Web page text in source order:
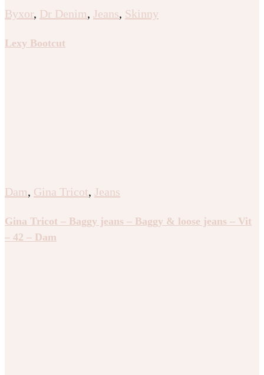
Byxor, Dr Denim, Jeans, Skinny
Lexy Bootcut
Dam, Gina Tricot, Jeans
Gina Tricot – Baggy jeans – Baggy & loose jeans – Vit
– 42 – Dam